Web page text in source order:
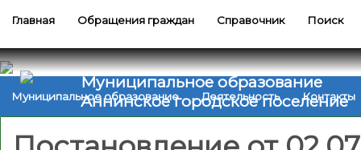
Главная Обращения граждан Справочник Поиск
Муниципальное образование
Аннинское городское поселение
Муниципальное образование Деятельность Контакты